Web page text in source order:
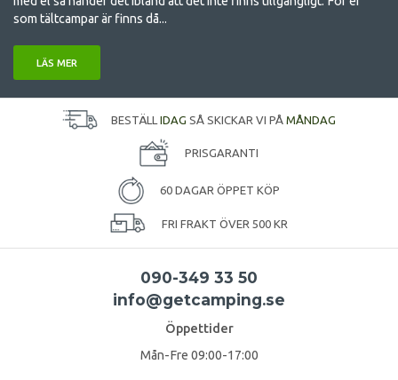
som tältcampar är finns då...
LÄS MER
BESTÄLL IDAG SÅ SKICKAR VI PÅ MÅNDAG
PRISGARANTI
60 DAGAR ÖPPET KÖP
FRI FRAKT ÖVER 500 KR
090-349 33 50
info@getcamping.se
Öppettider
Mån-Fre 09:00-17:00